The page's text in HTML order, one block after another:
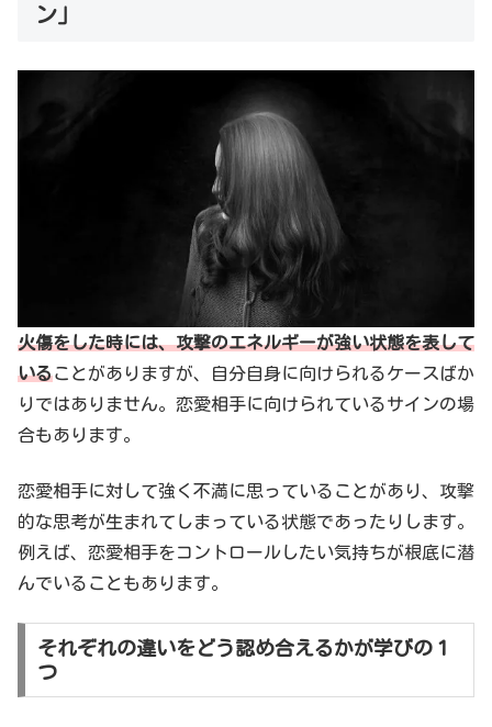
ン」
火傷をした時には、攻撃のエネルギーが強い状態を表して
いることがありますが、自分自身に向けられるケースばか
りではありません。恋愛相手に向けられているサインの場
合もあります。
恋愛相手に対して強く不満に思っていることがあり、攻撃
的な思考が生まれてしまっている状態であったりします。
例えば、恋愛相手をコントロールしたい気持ちが根底に潜
んでいることもあります。
それぞれの違いをどう認め合えるかが学びの１
つ